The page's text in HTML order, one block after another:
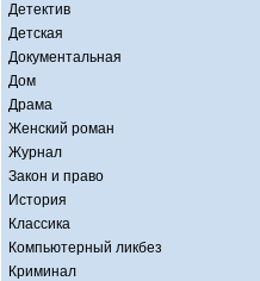
Детектив
Детская
Документальная
Дом
Драма
Женский роман
Журнал
Закон и право
История
Классика
Компьютерный ликбез
Криминал